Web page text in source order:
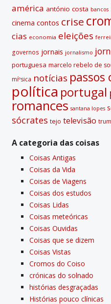
américa antónio costa bancos
cinema contos crise
cias economia eleições
governos jornais jornalismo
portuguesa marcelo rebelo de
míºsica notí­cias passos
polí­tica portugal
romances santana lopes
sócrates tejo televisão
A categoria das coisas
Coisas Antigas
Coisas da Vida
Coisas de Viagens
Coisas dos estudos
Coisas Lidas
Coisas meteóricas
Coisas Ouvidas
Coisas que se dizem
Coisas Vistas
Cromos do Coiso
crónicas do solnado
histórias desgraçadas
Histórias pouco clí­nicas